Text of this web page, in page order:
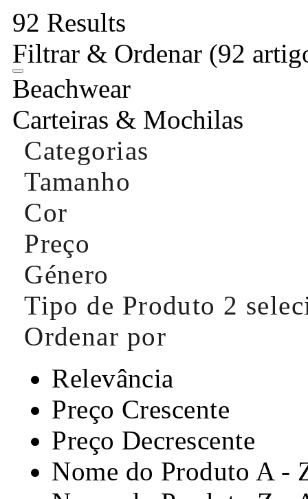
92 Results
Filtrar & Ordenar (92
Beachwear
Carteiras & Mochilas
Categorias
Tamanho
Cor
Preço
Género
Tipo de Produto 2
Ordenar por
Relevância
Preço Crescente
Preço Decrescente
Nome do Produto A -